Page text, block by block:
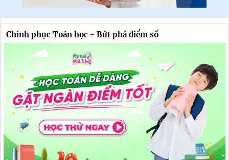
Chinh phục Toán học - Bứt phá điểm số